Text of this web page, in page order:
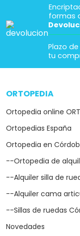
formas
Plazo
tu
ORTOPEDIA
Ortopedia online
Ortopedias España
Ortopedia en
--Ortopedia de
--Alquiler silla de
--Alquiler cama
--Sillas de ruedas
Novedades